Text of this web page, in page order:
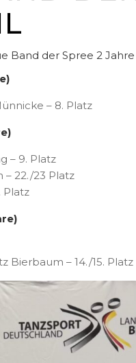
Band der Spree 2
– 8. Platz
– 9. Platz
– 22./23 Platz
Platz
Bierbaum – 14./15. Platz